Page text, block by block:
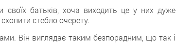
своїх батьків, хоча виходить це у них дуже
стебло очерету.
Він виглядає таким безпорадним, що так і